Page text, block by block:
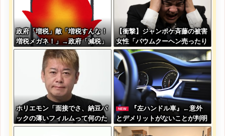
政府「増税」敵「増税すんな！
増税メガネ！」→政府「減税」
敵「減税すんな！社会保障どう
なる！」
【衝撃】ジャンポケ斉藤の被害
女性「バウムクーヘン売ったり
TikTokライブしててムカついた
から示談しなかった」←コレっ
てさ…
ホリエモン「面接でさ、納豆パ
ックの薄いフィルムって何のた
めに入っていの？って聞くわ
NEW
『左ハンドル車』←意外
とデメリットがないことが判明
wwwwwww